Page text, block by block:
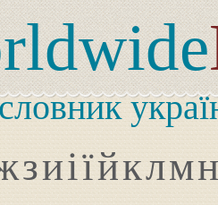
зиіїйклмн